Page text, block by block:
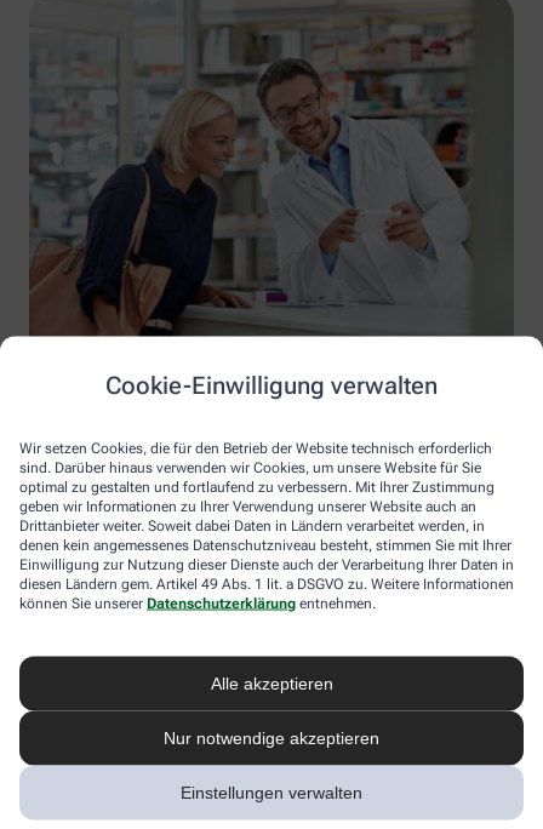
Cookie-Einwilligung verwalten
Wir setzen Cookies, die für den Betrieb der Website technisch erforderlich
sind. Darüber hinaus verwenden wir Cookies, um unsere Website für Sie
optimal zu gestalten und fortlaufend zu verbessern. Mit Ihrer Zustimmung
geben wir Informationen zu Ihrer Verwendung unserer Website auch an
Drittanbieter weiter. Soweit dabei Daten in Ländern verarbeitet werden, in
denen kein angemessenes Datenschutzniveau besteht, stimmen Sie mit Ihrer
Einwilligung zur Nutzung dieser Dienste auch der Verarbeitung Ihrer Daten in
diesen Ländern gem. Artikel 49 Abs. 1 lit. a DSGVO zu. Weitere Informationen
können Sie unserer Datenschutzerklärung entnehmen.
Alle akzeptieren
Nur notwendige akzeptieren
Einstellungen verwalten
Information der Apotheke Bockraden
Apotheke Bockraden
49477 Ibbenbüren
Kontaktieren Sie uns direkt.